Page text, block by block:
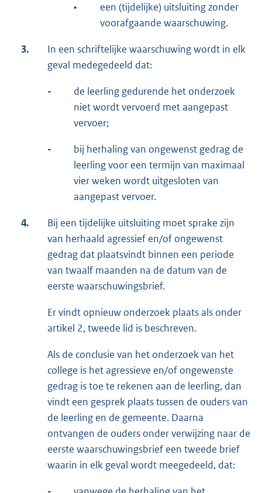
•
een (tijdelijke) uitsluiting zonder
voorafgaande waarschuwing.
3.
In een schriftelijke waarschuwing wordt in elk
geval medegedeeld dat:
-
de leerling gedurende het onderzoek
niet wordt vervoerd met aangepast
vervoer;
-
bij herhaling van ongewenst gedrag de
leerling voor een termijn van maximaal
vier weken wordt uitgesloten van
aangepast vervoer.
4.
Bij een tijdelijke uitsluiting moet sprake zijn
van herhaald agressief en/of ongewenst
gedrag dat plaatsvindt binnen een periode
van twaalf maanden na de datum van de
eerste waarschuwingsbrief.
Er vindt opnieuw onderzoek plaats als onder
artikel 2, tweede lid is beschreven.
Als de conclusie van het onderzoek van het
college is het agressieve en/of ongewenste
gedrag is toe te rekenen aan de leerling, dan
vindt een gesprek plaats tussen de ouders van
de leerling en de gemeente. Daarna
ontvangen de ouders onder verwijzing naar de
eerste waarschuwingsbrief een tweede brief
waarin in elk geval wordt meegedeeld, dat: